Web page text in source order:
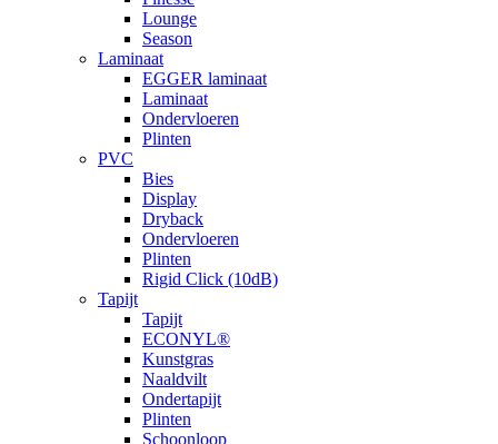
Lounge
Season
Laminaat
EGGER laminaat
Laminaat
Ondervloeren
Plinten
PVC
Bies
Display
Dryback
Ondervloeren
Plinten
Rigid Click (10dB)
Tapijt
Tapijt
ECONYL®
Kunstgras
Naaldvilt
Ondertapijt
Plinten
Schoonloop